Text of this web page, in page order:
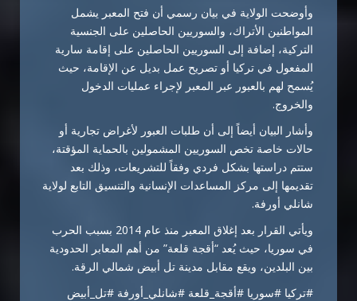
وأوضحت الولاية في بيان رسمي أن فتح المعبر يشمل
المواطنين الأتراك، والسوريين الحاصلين على الجنسية
التركية، إضافة إلى السوريين الحاصلين على إقامة سارية
المفعول في تركيا أو تصريح عمل بديل عن الإقامة، حيث
يُسمح لهم بالعبور عبر المعبر لإجراء عمليات الدخول
والخروج.
وأشار البيان أيضاً إلى أن طلبات العبور لأغراض تجارية أو
حالات خاصة تخص السوريين المشمولين بالحماية المؤقتة،
ستتم دراستها بشكل فردي وفقاً للتشريعات، وذلك بعد
تقديمها إلى مركز المساعدات الإنسانية والتنسيق التابع لولاية
شانلي أورفة.
ويأتي القرار بعد إغلاق المعبر منذ عام 2014 بسبب الحرب
في سوريا، حيث يُعد “أقجة قلعة” من أهم المعابر الحدودية
بين البلدين، ويقع مقابل مدينة تل أبيض شمالي الرقة.
#تركيا #سوريا #أقجة_قلعة #شانلي_أورفة #تل_أبيض